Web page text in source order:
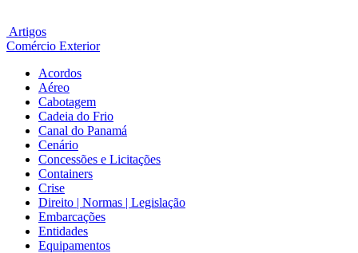
Artigos
Comércio Exterior
Acordos
Aéreo
Cabotagem
Cadeia do Frio
Canal do Panamá
Cenário
Concessões e Licitações
Containers
Crise
Direito | Normas | Legislação
Embarcações
Entidades
Equipamentos